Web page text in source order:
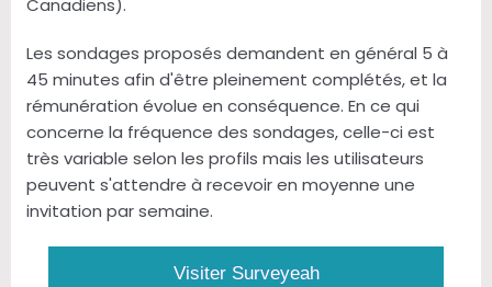
Canadiens).
Les sondages proposés demandent en général 5 à
45 minutes afin d'être pleinement complétés, et la
rémunération évolue en conséquence. En ce qui
concerne la fréquence des sondages, celle-ci est
très variable selon les profils mais les utilisateurs
peuvent s'attendre à recevoir en moyenne une
invitation par semaine.
Visiter Surveyeah